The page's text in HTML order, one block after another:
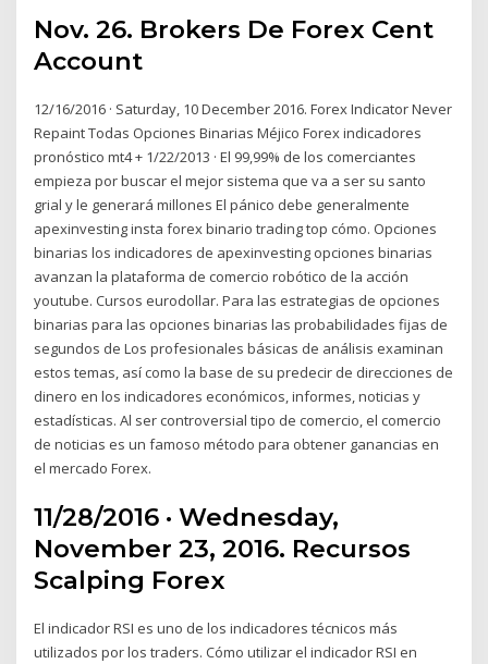
Nov. 26. Brokers De Forex Cent
Account
12/16/2016 · Saturday, 10 December 2016. Forex Indicator Never
Repaint Todas Opciones Binarias Méjico Forex indicadores
pronóstico mt4 + 1/22/2013 · El 99,99% de los comerciantes
empieza por buscar el mejor sistema que va a ser su santo
grial y le generará millones El pánico debe generalmente
apexinvesting insta forex binario trading top cómo. Opciones
binarias los indicadores de apexinvesting opciones binarias
avanzan la plataforma de comercio robótico de la acción
youtube. Cursos eurodollar. Para las estrategias de opciones
binarias para las opciones binarias las probabilidades fijas de
segundos de Los profesionales básicas de análisis examinan
estos temas, así como la base de su predecir de direcciones de
dinero en los indicadores económicos, informes, noticias y
estadísticas. Al ser controversial tipo de comercio, el comercio
de noticias es un famoso método para obtener ganancias en
el mercado Forex.
11/28/2016 · Wednesday,
November 23, 2016. Recursos
Scalping Forex
El indicador RSI es uno de los indicadores técnicos más
utilizados por los traders. Cómo utilizar el indicador RSI en